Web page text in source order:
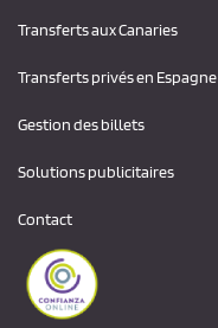
Transferts aux Canaries
Transferts privés en Espagne
Gestion des billets
Solutions publicitaires
Contact